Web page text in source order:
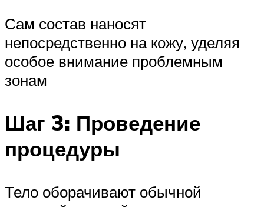
Сам состав наносят
непосредственно на кожу, уделяя
особое внимание проблемным
зонам
Шаг 3: Проведение
процедуры
Тело оборачивают обычной